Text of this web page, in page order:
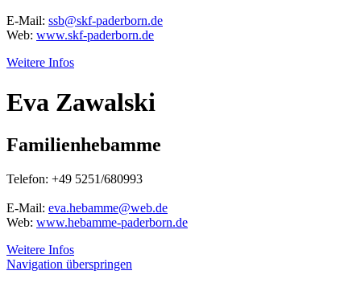
E-Mail: ssb@skf-paderborn.de
Web: www.skf-paderborn.de
Weitere Infos
Eva Zawalski
Familienhebamme
Telefon: +49 5251/680993
E-Mail: eva.hebamme@web.de
Web: www.hebamme-paderborn.de
Weitere Infos
Navigation überspringen